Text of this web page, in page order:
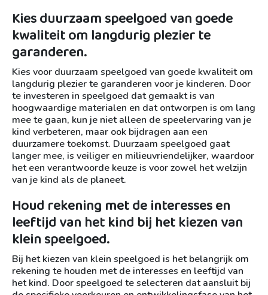
Kies duurzaam speelgoed van goede
kwaliteit om langdurig plezier te
garanderen.
Kies voor duurzaam speelgoed van goede kwaliteit om
langdurig plezier te garanderen voor je kinderen. Door
te investeren in speelgoed dat gemaakt is van
hoogwaardige materialen en dat ontworpen is om lang
mee te gaan, kun je niet alleen de speelervaring van je
kind verbeteren, maar ook bijdragen aan een
duurzamere toekomst. Duurzaam speelgoed gaat
langer mee, is veiliger en milieuvriendelijker, waardoor
het een verantwoorde keuze is voor zowel het welzijn
van je kind als de planeet.
Houd rekening met de interesses en
leeftijd van het kind bij het kiezen van
klein speelgoed.
Bij het kiezen van klein speelgoed is het belangrijk om
rekening te houden met de interesses en leeftijd van
het kind. Door speelgoed te selecteren dat aansluit bij